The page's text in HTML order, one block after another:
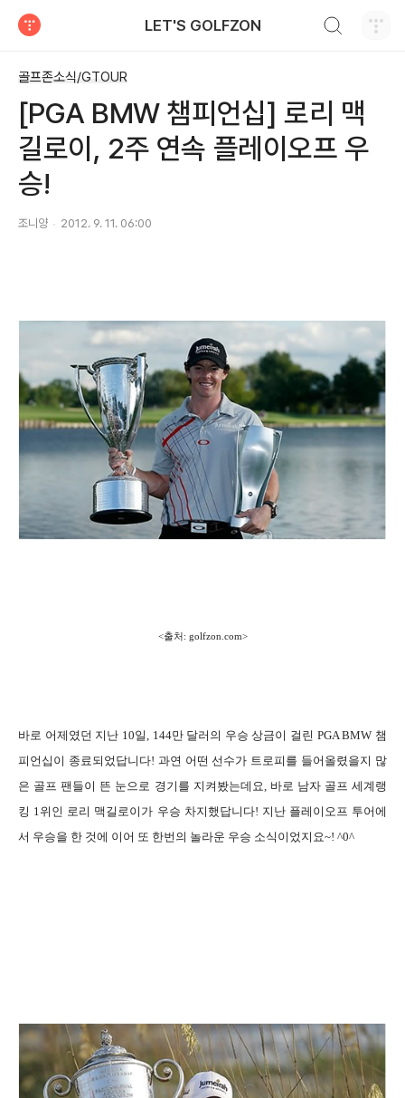
LET'S GOLFZON
골프존소식/GTOUR
[PGA BMW 챔피언십] 로리 맥
길로이, 2주 연속 플레이오프 우
승!
조니양 2012. 9. 11. 06:00
<출처: golfzon.com>
바로 어제였던 지난 10일, 144만 달러의 우승 상금이 걸린 PGA BMW 챔
피언십이 종료되었답니다! 과연 어떤 선수가 트로피를 들어올렸을지 많
은 골프 팬들이 뜬 눈으로 경기를 지켜봤는데요, 바로 남자 골프 세계랭
킹 1위인 로리 맥길로이가 우승 차지했답니다! 지난 플레이오프 투어에
서 우승을 한 것에 이어 또 한번의 놀라운 우승 소식이었지요~! ^0^